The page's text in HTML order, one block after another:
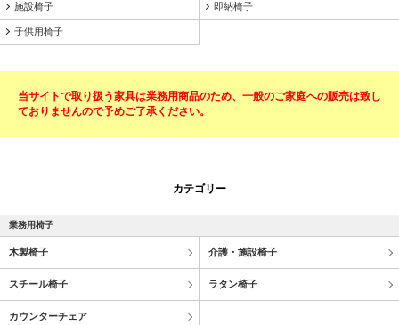
施設椅子 即納椅子
子供用椅子
当サイトで取り扱う家具は業務用商品のため、一般のご家庭への販売は致し
ておりませんので予めご了承ください。
カテゴリー
業務用椅子
木製椅子 介護・施設椅子
スチール椅子 ラタン椅子
カウンターチェア